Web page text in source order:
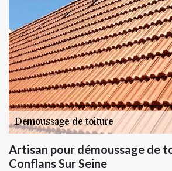
Artisan pour démoussage de
Conflans Sur Seine